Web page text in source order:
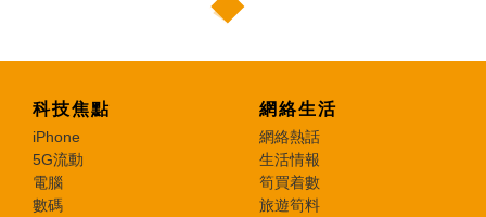
科技焦點
iPhone
5G流動
電腦
數碼
網絡生活
網絡熱話
生活情報
筍買着數
旅遊筍料